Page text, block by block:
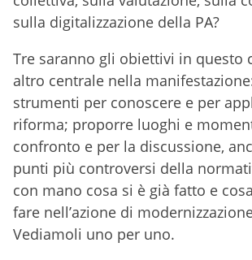
sulla digitalizzazione della PA?
Tre saranno gli obiettivi in questo
altro centrale nella
strumenti per conoscere e per
riforma; proporre luoghi e
confronto e per la discussione,
punti più controversi della
con mano cosa si è già fatto e
fare nell’azione di
Vediamoli uno per uno.